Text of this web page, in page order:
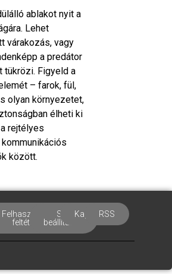
ablakot nyit a
Lehet
várakozás, vagy
a predátor
Figyeld a
– farok, fül,
olyan környezetet,
élheti ki
rejtélyes
között.
Felhasználási
feltételek
Süti
beállítások
Kapcsolat
RSS